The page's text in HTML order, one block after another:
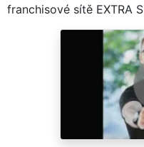
franchisové sítě EXTRA